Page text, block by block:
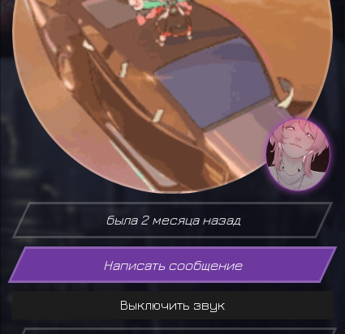
была 2 месяца назад
Написать сообщение
Выключить звук